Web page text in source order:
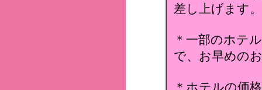
差し上げます
＊一部のホテ
で、お早めの
＊ホテルの価